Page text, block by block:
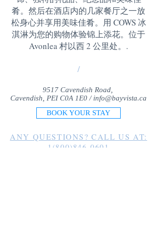
肴。然后在酒店内的几家餐厅之一放
松身心并享用美味佳肴。用 COWS 冰
淇淋为您的购物体验锦上添花。位于
Avonlea 村以西 2 公里处。 .
/
9517 Cavendish Road,
Cavendish, PEI C0A 1E0 / info@bayvista.ca
BOOK YOUR STAY
ANY QUESTIONS? CALL US AT:
1(800)846-0601